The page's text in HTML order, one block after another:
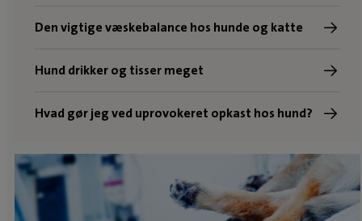
Den vigtige væskebalance hos hunde og katte
Hund drikker og tisser meget
Hvad gør jeg ved uprovokeret opkast hos hund?